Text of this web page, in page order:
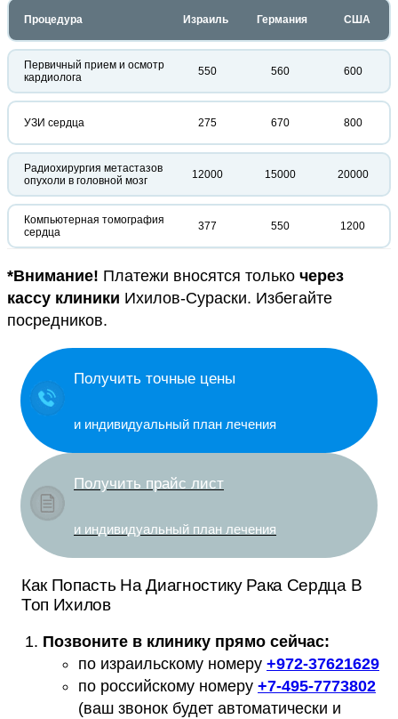
Процедура Израиль Германия США
Первичный прием и осмотр
кардиолога
550 560 600
УЗИ сердца 275 670 800
Радиохирургия метастазов
опухоли в головной мозг
12000 15000 20000
Компьютерная томография
сердца
377 550 1200
*Внимание! Платежи вносятся только через
кассу клиники Ихилов-Сураски. Избегайте
посредников.
Получить точные цены
и индивидуальный план лечения
Получить прайс лист
и индивидуальный план лечения
Как Попасть На Диагностику Рака Сердца В
Топ Ихилов
Позвоните в клинику прямо сейчас:
по израильскому номеру +972-37621629
по российскому номеру +7-495-7773802
(ваш звонок будет автоматически и